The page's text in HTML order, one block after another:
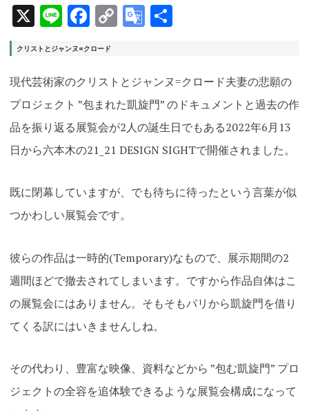
X LineFacebook
CopyGoogle
共
クリストとジャンヌ=クロード
現代芸術家のクリストとジャンヌ=クロード夫妻の悲願の
プロジェクト ”包まれた凱旋門” のドキュメントと過去の作
品を振り返る展覧会が2人の誕生日でもある2022年6月13
日から六本木の21_21 DESIGN SIGHTで開催されました。
既に閉幕していますが、でも待ちに待ったという言葉が似
つかわしい展覧会です。
彼らの作品は一時的(Temporary)なもので、展示期間の2
週間ほどで撤去されてしまいます。ですから作品自体はこ
の展覧会にはありません。そもそもパリから凱旋門を借り
てくる訳にはいきませんしね。
その代わり、豊富な映像、資料などから ”包む凱旋門” プロ
ジェクトの全容を追体験できるような展覧会構成になって